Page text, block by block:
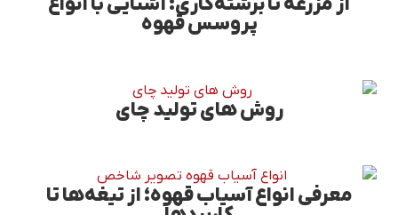
پروسس قهوه
روش های تولید چای
معرفی انواع آسیاب قهوه؛ از تیغه‌ها تا